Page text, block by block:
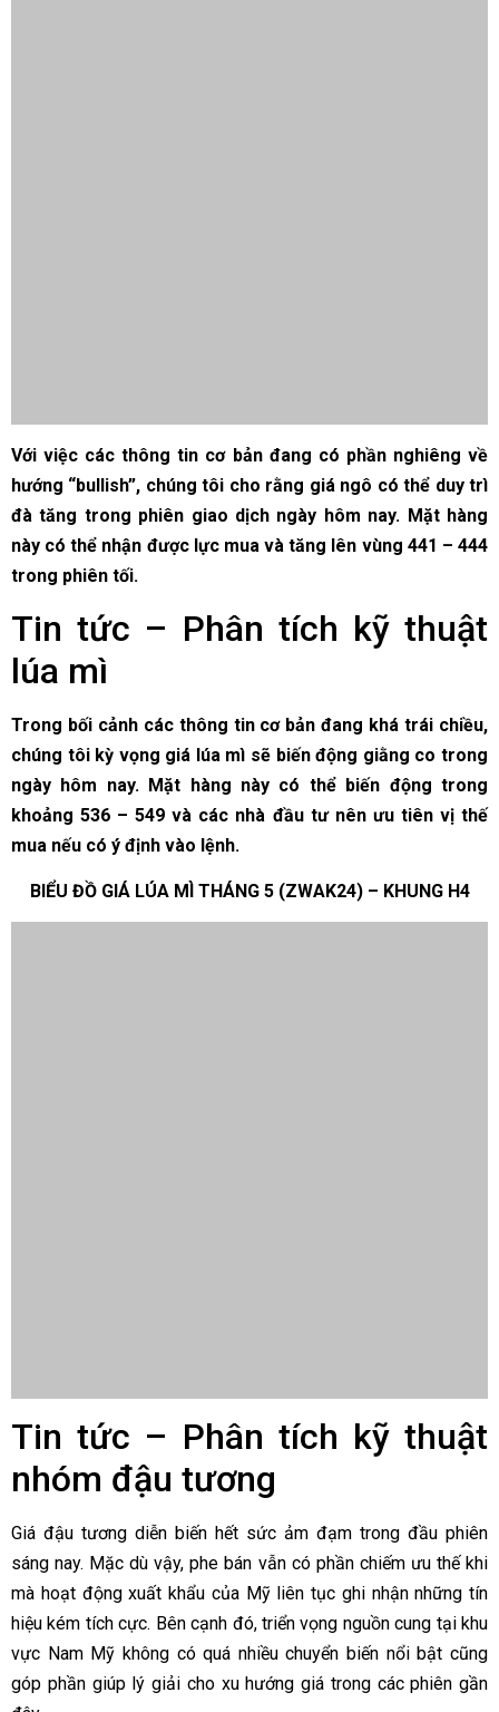
Với việc các thông tin cơ bản đang có phần nghiêng về
hướng “bullish”, chúng tôi cho rằng giá ngô có thể duy trì
đà tăng trong phiên giao dịch ngày hôm nay. Mặt hàng
này có thể nhận được lực mua và tăng lên vùng 441 – 444
trong phiên tối.
Tin tức – Phân tích kỹ thuật
lúa mì
Trong bối cảnh các thông tin cơ bản đang khá trái chiều,
chúng tôi kỳ vọng giá lúa mì sẽ biến động giằng co trong
ngày hôm nay. Mặt hàng này có thể biến động trong
khoảng 536 – 549 và các nhà đầu tư nên ưu tiên vị thế
mua nếu có ý định vào lệnh.
BIỂU ĐỒ GIÁ LÚA MÌ THÁNG 5 (ZWAK24) – KHUNG H4
Tin tức – Phân tích kỹ thuật
nhóm đậu tương
Giá đậu tương diễn biến hết sức ảm đạm trong đầu phiên
sáng nay. Mặc dù vậy, phe bán vẫn có phần chiếm ưu thế khi
mà hoạt động xuất khẩu của Mỹ liên tục ghi nhận những tín
hiệu kém tích cực. Bên cạnh đó, triển vọng nguồn cung tại khu
vực Nam Mỹ không có quá nhiều chuyển biến nổi bật cũng
góp phần giúp lý giải cho xu hướng giá trong các phiên gần